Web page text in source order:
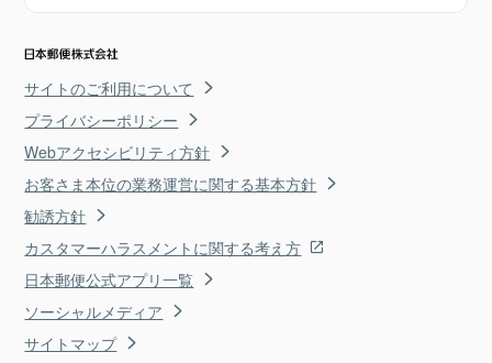
サイトのご利用について
プライバシーポリシー
Webアクセシビリティ方針
お客さま本位の業務運営に関する基本方針
勧誘方針
カスタマーハラスメントに関する考え方
日本郵便公式アプリ一覧
ソーシャルメディア
サイトマップ